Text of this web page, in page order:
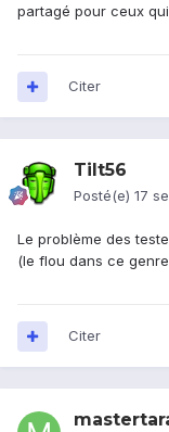
partagé pour ceux
Citer
Tilt56
Posté(e) 17
Le problème des
(le flou dans ce
Citer